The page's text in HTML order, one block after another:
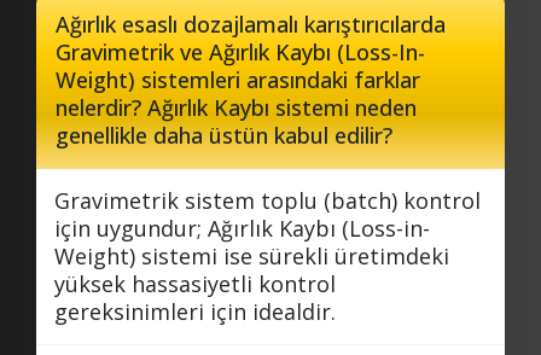
Ağırlık esaslı dozajlamalı karıştırıcılarda
Gravimetrik ve Ağırlık Kaybı (Loss-In-
Weight) sistemleri arasındaki farklar
nelerdir? Ağırlık Kaybı sistemi neden
genellikle daha üstün kabul edilir?
Gravimetrik sistem toplu (batch) kontrol
için uygundur; Ağırlık Kaybı (Loss-in-
Weight) sistemi ise sürekli üretimdeki
yüksek hassasiyetli kontrol
gereksinimleri için idealdir.